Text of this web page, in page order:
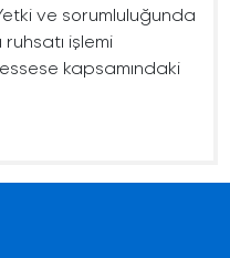
ve sorumluluğunda
işlemi
kapsamındaki